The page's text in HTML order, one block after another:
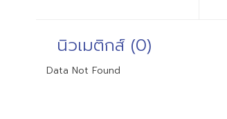
นิวเมติกส์ (0)
Data Not Found